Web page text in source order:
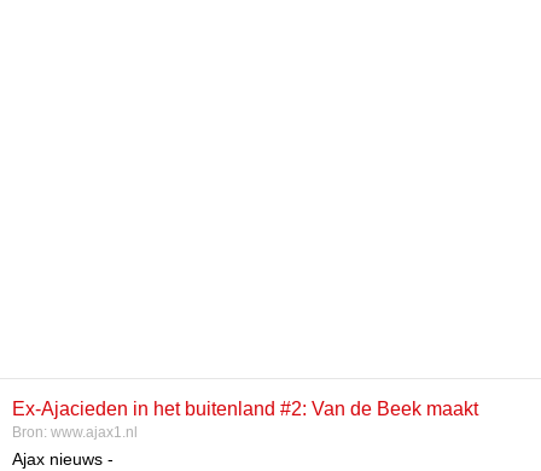
Ex-Ajacieden in het buitenland #2: Van de Beek maakt
officiële debuut
Bron: www.ajax1.nl
Ajax nieuws -